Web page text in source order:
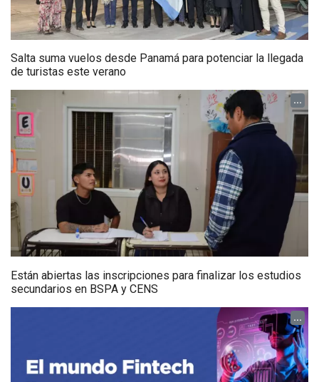
Salta suma vuelos desde Panamá para potenciar la llegada
de turistas este verano
...
Están abiertas las inscripciones para finalizar los estudios
secundarios en BSPA y CENS
...